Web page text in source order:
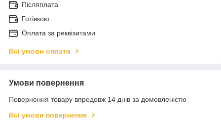
Післяплата
Готівкою
Оплата за реквізитами
Всі умови оплати
Умови повернення
Повернення товару впродовж 14 днів за домовленістю
Всі умови повернення